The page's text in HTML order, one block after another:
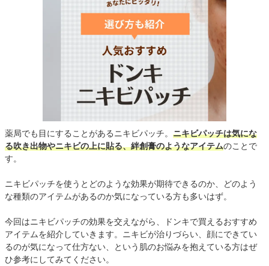
薬局でも目にすることがあるニキビパッチ。 ニキビパッチは気にな
る吹き出物やニキビの上に貼る、絆創膏のようなアイテムのことで
す。
ニキビパッチを使うとどのような効果が期待できるのか、どのよう
な種類のアイテムがあるのか気になっている方も多いはず。
今回はニキビパッチの効果を交えながら、ドンキで買えるおすすめ
アイテムを紹介していきます。ニキビが治りづらい、顔にできてい
るのが気になって仕方ない、という肌のお悩みを抱えている方はぜ
ひ参考にしてみてください。